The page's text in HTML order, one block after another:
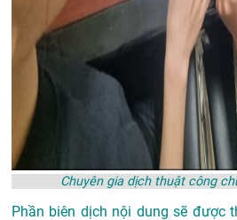
Chuyên gia dịch thuật công
Phần biên dịch nội dung sẽ được